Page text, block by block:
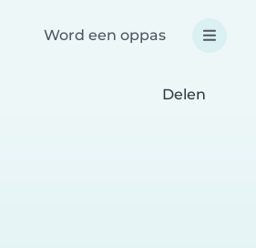
Word een oppas
Delen